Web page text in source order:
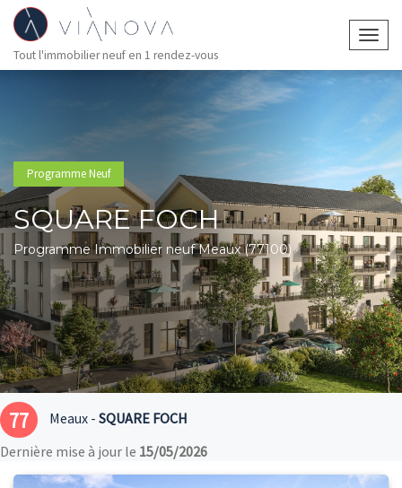
Tout l'immobilier neuf en 1 rendez-vous
Programme Neuf
SQUARE FOCH
Programme Immobilier neuf Meaux (77100)
77 Meaux - SQUARE FOCH
Dernière mise à jour le 15/05/2026